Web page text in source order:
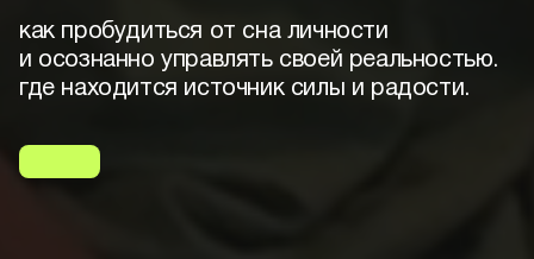
как пробудиться от сна личности
и осознанно управлять своей реальностью.
где находится источник силы и радости.